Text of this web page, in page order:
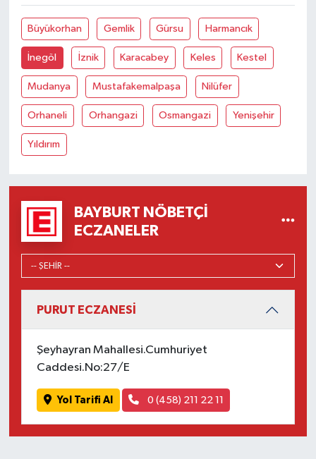
Büyükorhan Gemlik Gürsu Harmancık
İnegöl İznik Karacabey Keles Kestel
Mudanya Mustafakemalpaşa Nilüfer
Orhaneli Orhangazi Osmangazi Yenişehir
Yıldırım
BAYBURT NÖBETÇI
ECZANELER
PURUT ECZANESİ
Şeyhayran Mahallesi.Cumhuriyet
Caddesi.No:27/E
Yol Tarifi Al 0 (458) 211 22 11